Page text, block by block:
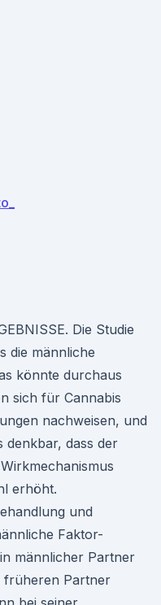
Die Studie
die männliche
könnte durchaus
sich für Cannabis
nachweisen, und
denkbar, dass der
erhöht.
und
Faktor-
männlicher Partner
früheren Partner